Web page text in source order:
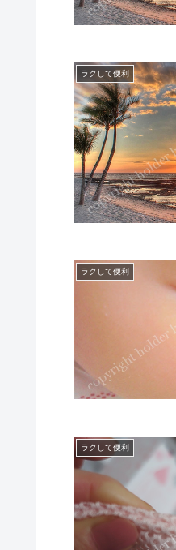
ラクして便利
ラクして便利
ラクして便利